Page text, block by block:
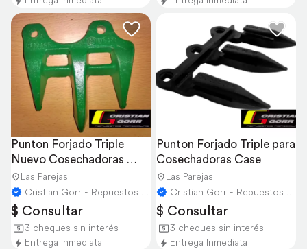
Punton Forjado Triple
Nuevo Cosechadoras
John Deere
Las Parejas
Cristian Gorr - Repuestos Agricolas
$ Consultar
3 cheques sin interés
Entrega Inmediata
Punton Forjado Triple para
Cosechadoras Case
Las Parejas
Cristian Gorr - Repuestos Agricolas
$ Consultar
3 cheques sin interés
Entrega Inmediata